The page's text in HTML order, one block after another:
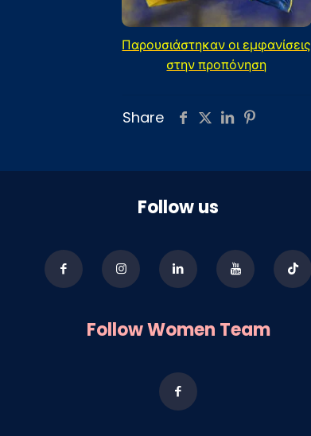
Παρουσιάστηκαν οι εμφανίσεις
στην προπόνηση
Share
Follow us
Follow Women Team